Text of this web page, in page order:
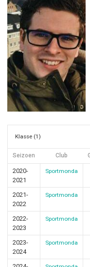
Klasse (1)
Seizoen Club
2020-
2021
Sportmonda
2021-
2022
Sportmonda
2022-
2023
Sportmonda
2023-
2024
Sportmonda